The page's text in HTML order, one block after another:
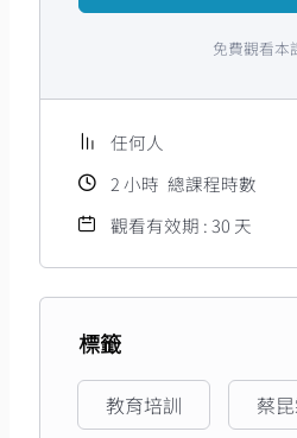
蔡昆霖(Bryan)老師 ，從人資專業
域的議題引導思考、佈局規劃、
課程以不同的角度切入，透過真
企業提升整體經營管理，是企業
與佈局最佳夥伴。​
免費觀看本
任何人
2小時 總課程時數
觀看有效期 : 30 天
標籤
教育培訓 蔡